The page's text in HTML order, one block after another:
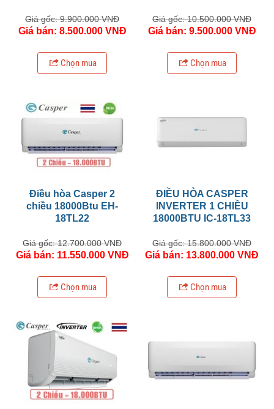
Giá gốc: 9.900.000 VNĐ
Giá bán: 8.500.000 VNĐ
Chọn mua
Giá gốc: 10.500.000 VNĐ
Giá bán: 9.500.000 VNĐ
Chọn mua
Điều hòa Casper 2
chiều 18000Btu EH-
18TL22
Giá gốc: 12.700.000 VNĐ
Giá bán: 11.550.000 VNĐ
Chọn mua
ĐIỀU HÒA CASPER
INVERTER 1 CHIỀU
18000BTU IC-18TL33
Giá gốc: 15.800.000 VNĐ
Giá bán: 13.800.000 VNĐ
Chọn mua